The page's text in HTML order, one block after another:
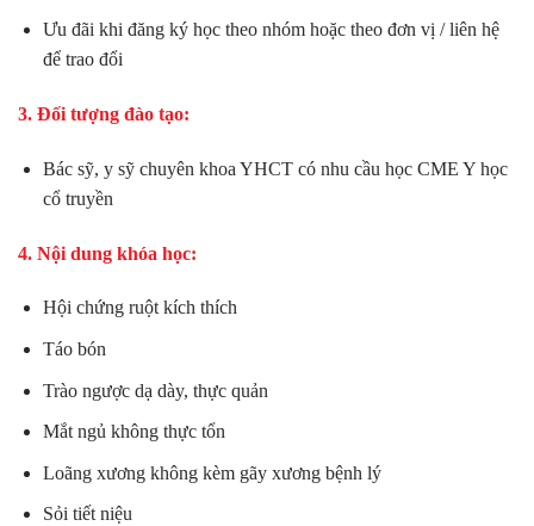
Ưu đãi khi đăng ký học theo nhóm hoặc theo đơn vị / liên hệ
để trao đổi
3. Đối tượng đào tạo:
Bác sỹ, y sỹ chuyên khoa YHCT có nhu cầu học CME Y học
cổ truyền
4. Nội dung khóa học:
Hội chứng ruột kích thích
Táo bón
Trào ngược dạ dày, thực quản
Mắt ngủ không thực tổn
Loãng xương không kèm gãy xương bệnh lý
Sỏi tiết niệu